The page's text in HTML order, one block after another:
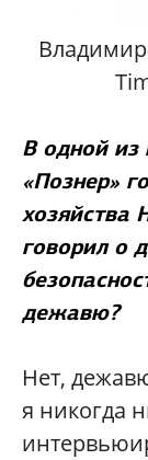
В одной из
«Познер»
хозяйства
говорил о
дежавю?
Нет,
я никогда